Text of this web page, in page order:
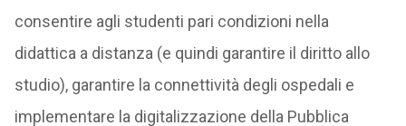
consentire agli studenti pari condizioni nella
didattica a distanza (e quindi garantire il diritto allo
studio), garantire la connettività degli ospedali e
implementare la digitalizzazione della Pubblica